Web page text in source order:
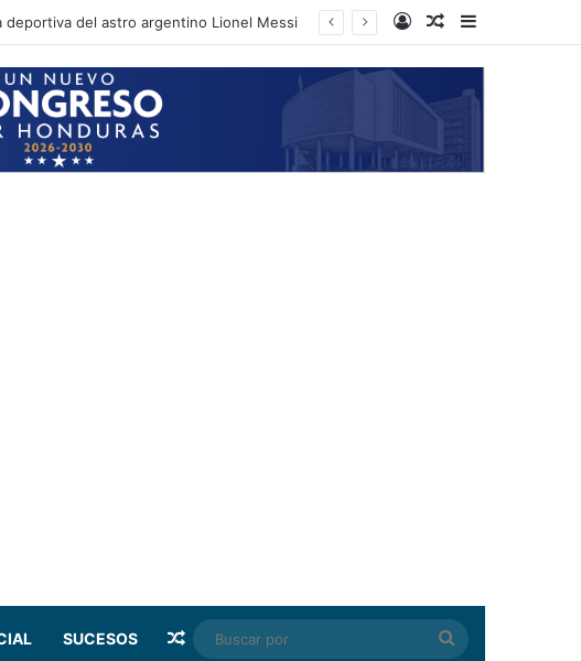
del astro argentino Lionel Messi Log InRandom Article
SUCESOS Random Article
Buscar